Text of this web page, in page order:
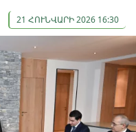
21 ՀՈՒՆՎԱՐԻ 2026 16:30